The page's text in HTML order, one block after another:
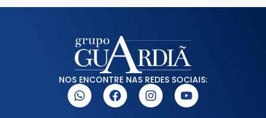
NOS ENCONTRE NAS REDES SOCIAIS: